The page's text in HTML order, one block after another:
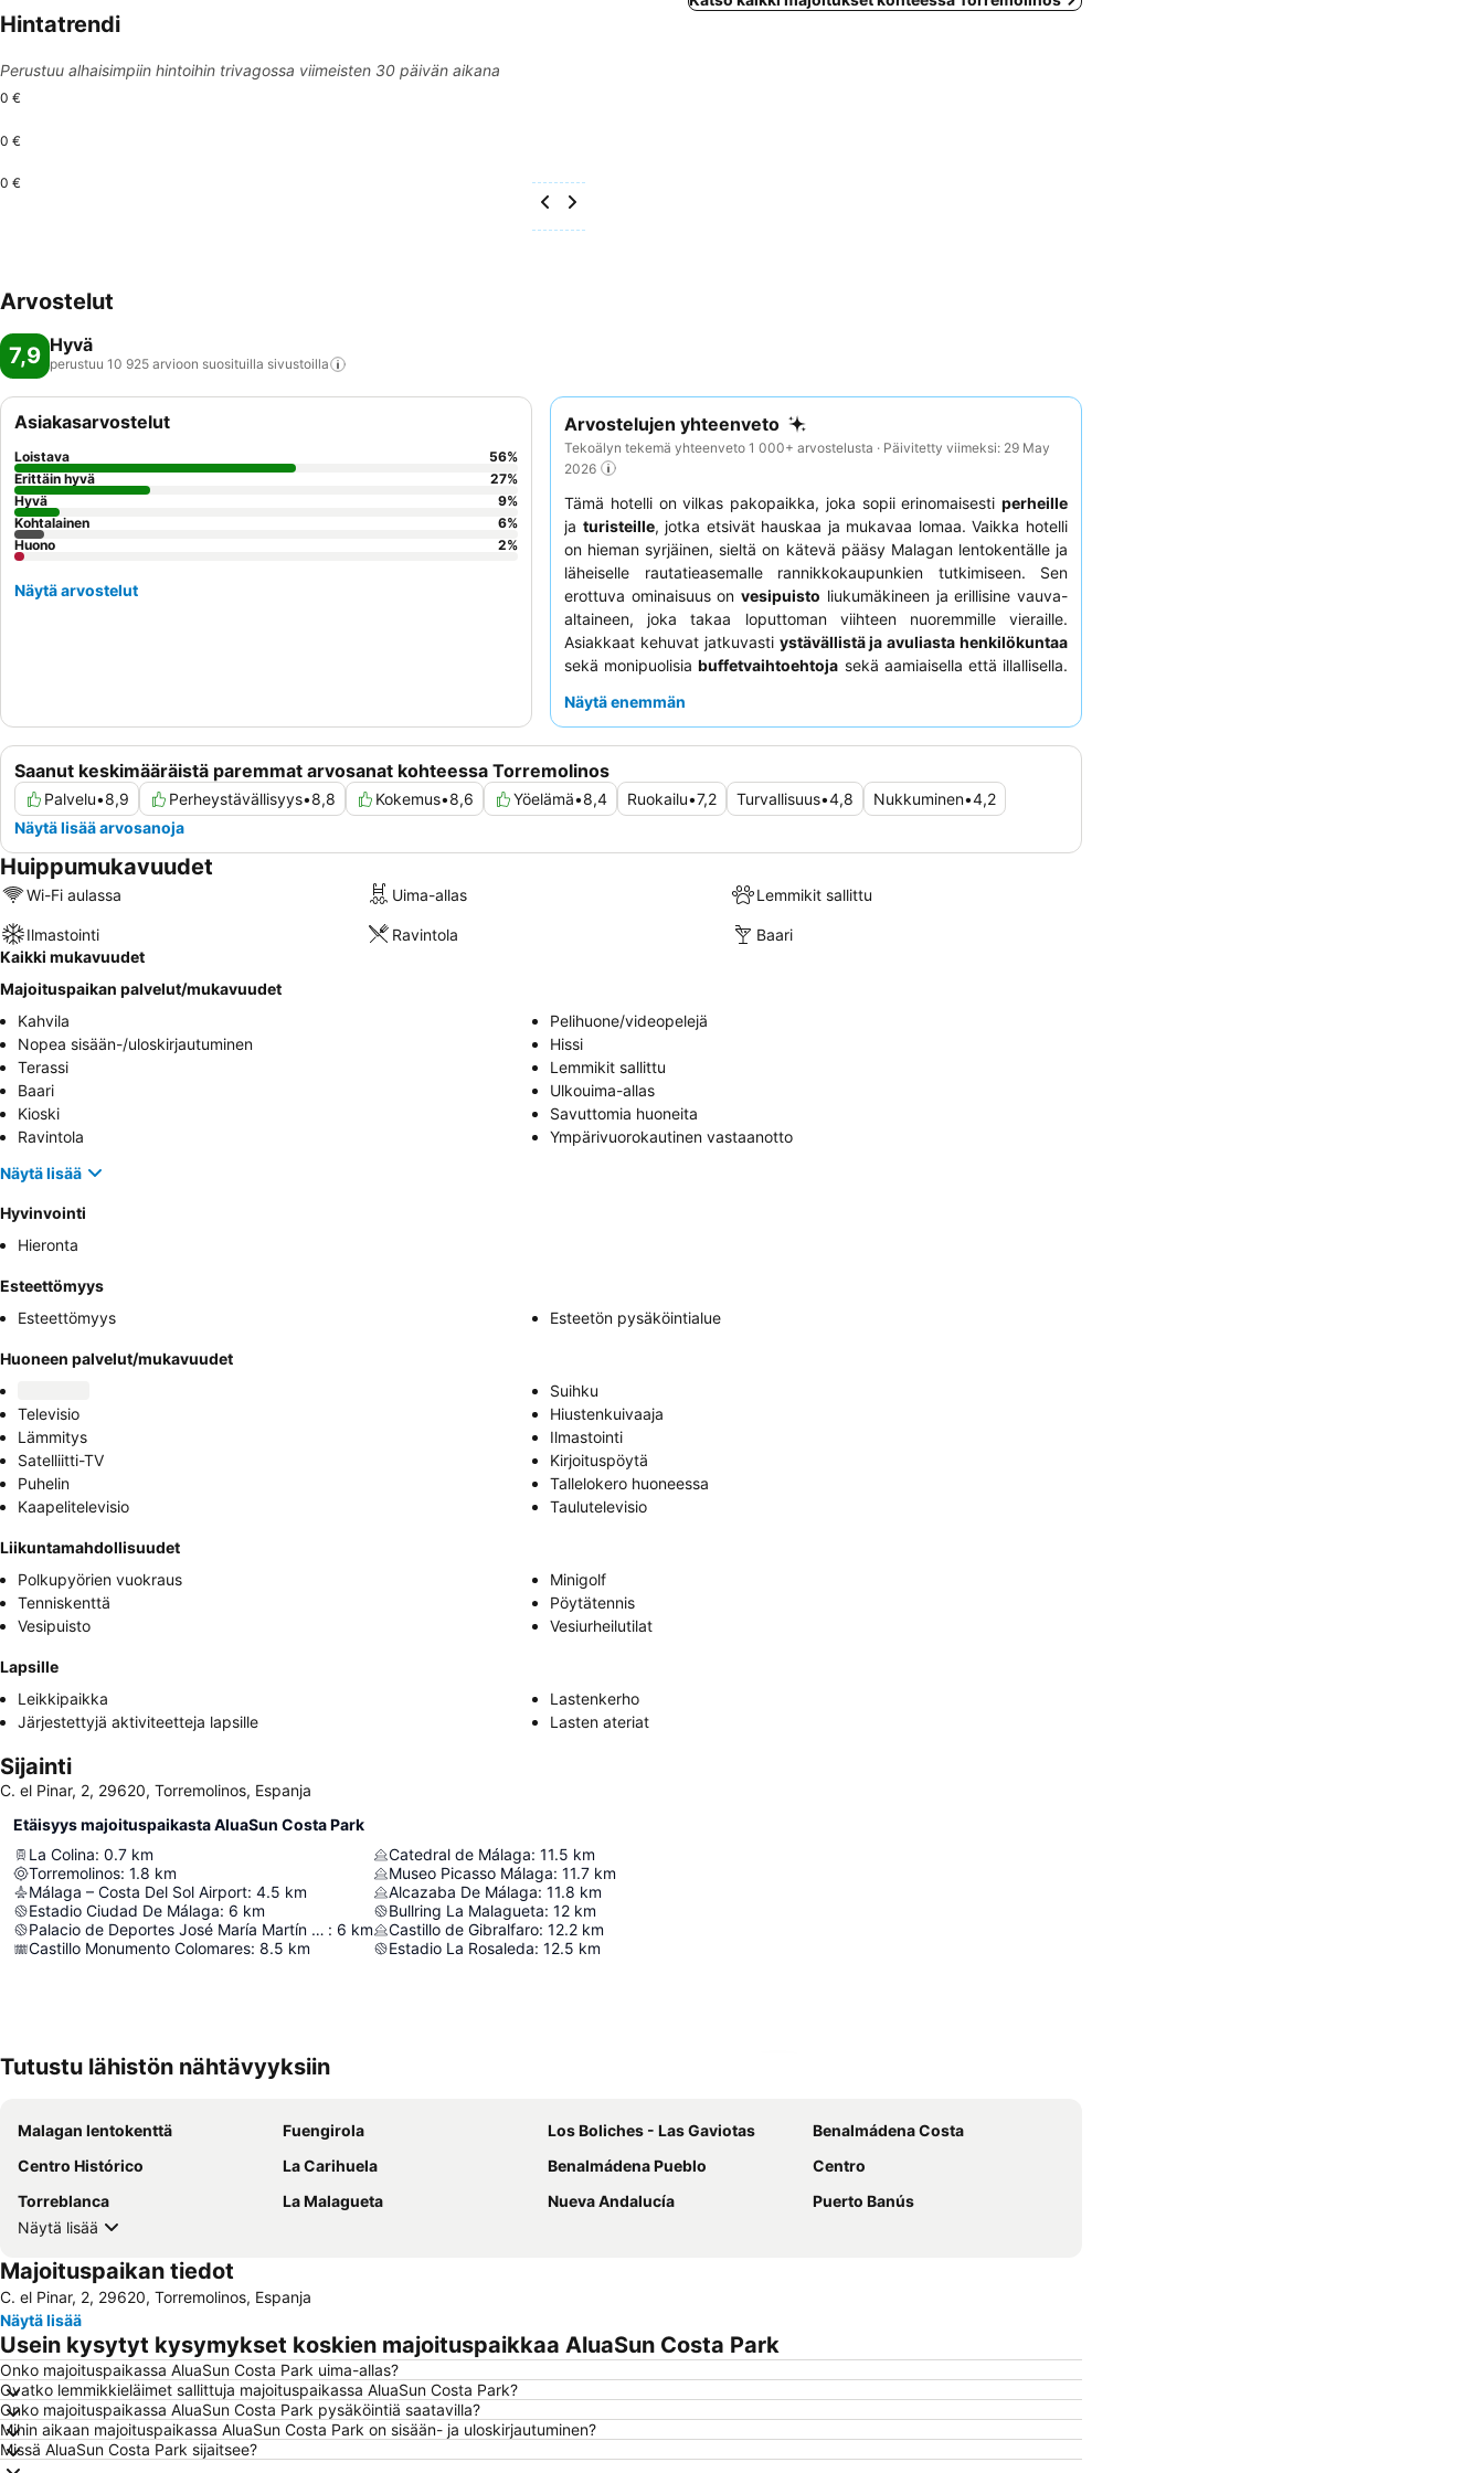
Hintatrendi
Perustuu alhaisimpiin hintoihin trivagossa viimeisten 30 päivän aikana
0 €
0 €
0 €
Arvostelut
7,9 Hyvä
perustuu 10 925 arvioon suosituilla sivustoilla
Arvostelujen yhteenveto
Tekoälyn tekemä yhteenveto 1 000+ arvostelusta · Päivitetty viimeksi: 29 May
2026
Tämä hotelli on vilkas pakopaikka, joka sopii erinomaisesti perheille
ja turisteille, jotka etsivät hauskaa ja mukavaa lomaa. Vaikka hotelli
on hieman syrjäinen, sieltä on kätevä pääsy Malagan lentokentälle ja
läheiselle rautatieasemalle rannikkokaupunkien tutkimiseen. Sen
erottuva ominaisuus onvesipuisto liukumäkineen ja erillisine vauva-
altaineen, joka takaa loputtoman viihteen nuoremmille vieraille.
Asiakkaat kehuvat jatkuvasti ystävällistä ja avuliasta henkilökuntaa
sekä monipuolisiabuffetvaihtoehtoja sekä aamiaisella että illallisella.
joka ei ole vilkkaan viereisen tien puolella.
Näytä enemmän
Saanut keskimääräistä paremmat arvosanat kohteessa Torremolinos
Palvelu•8,9 Perheystävällisyys•8,8 Kokemus•8,6 Yöelämä•8,4 Ruokailu•7,2 Turvallisuus•4,8 Nukkuminen•4,2
Näytä lisää arvosanoja
Asiakasarvostelut
Loistava 56%
Erittäin hyvä
27%
Hyvä
9%
Kohtalainen
6%
Huono
2%
Näytä arvostelut
Huippumukavuudet
Wi-Fi aulassa Uima-allas Lemmikit sallittu
Ilmastointi Ravintola
Baari
Kaikki mukavuudet
Majoituspaikan palvelut/mukavuudet
Kahvila
Pelihuone/videopelejä
Nopea sisään-/uloskirjautuminen
Hissi
Terassi
Lemmikit sallittu
Baari
Ulkouima-allas
Kioski
Savuttomia huoneita
Ravintola
Ympärivuorokautinen vastaanotto
Näytä lisää
Hyvinvointi
Hieronta
Esteettömyys
Esteettömyys
Esteetön pysäköintialue
Huoneen palvelut/mukavuudet
Suihku
Televisio
Hiustenkuivaaja
Lämmitys
Ilmastointi
Satelliitti-TV
Kirjoituspöytä
Puhelin
Tallelokero huoneessa
Kaapelitelevisio
Taulutelevisio
Liikuntamahdollisuudet
Polkupyörien vuokraus
Minigolf
Tenniskenttä
Pöytätennis
Vesipuisto
Vesiurheilutilat
Lapsille
Leikkipaikka
Lastenkerho
Järjestettyjä aktiviteetteja lapsille
Lasten ateriat
Sijainti
C. el Pinar, 2, 29620, Torremolinos, Espanja
Etäisyys majoituspaikasta AluaSun Costa Park
La Colina: 0.7 km
Torremolinos: 1.8 km
Málaga – Costa Del Sol Airport: 4.5 km
Estadio Ciudad De Málaga: 6 km
Palacio de Deportes José María Martín Carpena : 6 km
Castillo Monumento Colomares: 8.5 km
Catedral de Málaga: 11.5 km
Museo Picasso Málaga: 11.7 km
Alcazaba De Málaga: 11.8 km
Bullring La Malagueta: 12 km
Castillo de Gibralfaro: 12.2 km
Estadio La Rosaleda: 12.5 km
Tutustu lähistön nähtävyyksiin
Malagan lentokenttä Fuengirola Los Boliches - Las Gaviotas
Benalmádena Costa
Centro Histórico
La Carihuela Benalmádena Pueblo
Centro
Torreblanca
La Malagueta Nueva Andalucía
Puerto Banús
Näytä lisää
Majoituspaikan tiedot
C. el Pinar, 2, 29620, Torremolinos, Espanja
Näytä lisää
Usein kysytyt kysymykset koskien majoituspaikkaa AluaSun Costa Park
Onko majoituspaikassa AluaSun Costa Park uima-allas?
Ovatko lemmikkieläimet sallittuja majoituspaikassa AluaSun Costa Park?
Onko majoituspaikassa AluaSun Costa Park pysäköintiä saatavilla?
Mihin aikaan majoituspaikassa AluaSun Costa Park on sisään- ja uloskirjautuminen?
Missä AluaSun Costa Park sijaitsee?